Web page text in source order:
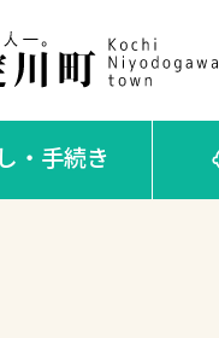
・手続き